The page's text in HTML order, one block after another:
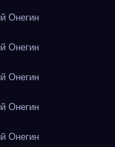
Онегин
Онегин
Онегин
Онегин
Онегин